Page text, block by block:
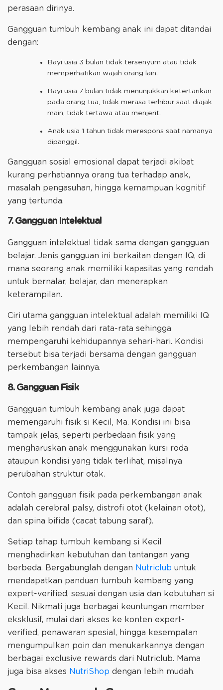
perasaan dirinya.
Gangguan tumbuh kembang anak ini dapat ditandai
dengan:
Bayi usia 3 bulan tidak tersenyum atau tidak
memperhatikan wajah orang lain.
Bayi usia 7 bulan tidak menunjukkan ketertarikan
pada orang tua, tidak merasa terhibur saat diajak
main, tidak tertawa atau menjerit.
Anak usia 1 tahun tidak merespons saat namanya
dipanggil.
Gangguan sosial emosional dapat terjadi akibat
kurang perhatiannya orang tua terhadap anak,
masalah pengasuhan, hingga kemampuan kognitif
yang tertunda.
7. Gangguan Intelektual
Gangguan intelektual tidak sama dengan gangguan
belajar. Jenis gangguan ini berkaitan dengan IQ, di
mana seorang anak memiliki kapasitas yang rendah
untuk bernalar, belajar, dan menerapkan
keterampilan.
Ciri utama gangguan intelektual adalah memiliki IQ
yang lebih rendah dari rata-rata sehingga
mempengaruhi kehidupannya sehari-hari. Kondisi
tersebut bisa terjadi bersama dengan gangguan
perkembangan lainnya.
8. Gangguan Fisik
Gangguan tumbuh kembang anak juga dapat
memengaruhi fisik si Kecil, Ma. Kondisi ini bisa
tampak jelas, seperti perbedaan fisik yang
mengharuskan anak menggunakan kursi roda
ataupun kondisi yang tidak terlihat, misalnya
perubahan struktur otak.
Contoh gangguan fisik pada perkembangan anak
adalah cerebral palsy, distrofi otot (kelainan otot),
dan spina bifida (cacat tabung saraf).
Setiap tahap tumbuh kembang si Kecil
menghadirkan kebutuhan dan tantangan yang
berbeda. Bergabunglah dengan Nutriclub untuk
mendapatkan panduan tumbuh kembang yang
expert-verified, sesuai dengan usia dan kebutuhan si
Kecil. Nikmati juga berbagai keuntungan member
eksklusif, mulai dari akses ke konten expert-
verified, penawaran spesial, hingga kesempatan
mengumpulkan poin dan menukarkannya dengan
berbagai exclusive rewards dari Nutriclub. Mama
juga bisa akses NutriShop dengan lebih mudah.